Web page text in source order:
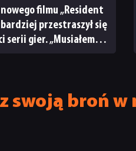
nowego filmu „Resident
przestraszył się
serii gier. „Musiałem
swoją broń w